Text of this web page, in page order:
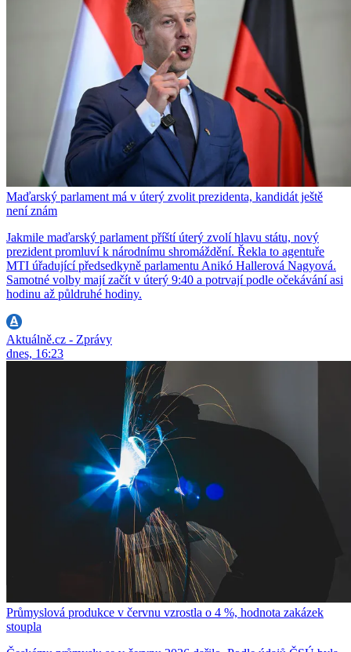
Maďarský parlament má v úterý zvolit prezidenta, kandidát ještě
není znám
Jakmile maďarský parlament příští úterý zvolí hlavu státu, nový
prezident promluví k národnímu shromáždění. Řekla to agentuře
MTI úřadující předsedkyně parlamentu Anikó Hallerová Nagyová.
Samotné volby mají začít v úterý 9:40 a potrvají podle očekávání asi
hodinu až půldruhé hodiny.
Aktuálně.cz - Zprávy
dnes, 16:23
Průmyslová produkce v červnu vzrostla o 4 %, hodnota zakázek
stoupla